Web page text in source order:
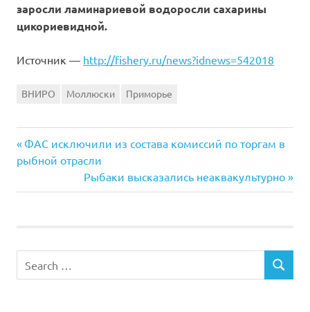
заросли ламинариевой водоросли сахарины
цикориевидной.
Источник — http://fishery.ru/news?idnews=542018
ВНИРО Моллюски Приморье
Навигация
Previous
Post:
ФАС исключили из состава комиссий по торгам в
рыбной отрасли
Next
Post:
Рыбаки высказались неаквакультурно